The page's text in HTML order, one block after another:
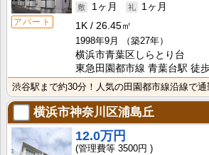
アパート
1ヶ月
1ヶ月
1K
26.45㎡
1998年9月
（築27年）
横浜市青葉区しらとり台
東急田園都市線 青葉台駅 徒
横浜市神奈川区浦島丘
12.0万円
3500円